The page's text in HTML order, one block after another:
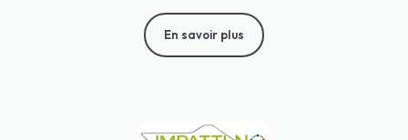
En savoir plus